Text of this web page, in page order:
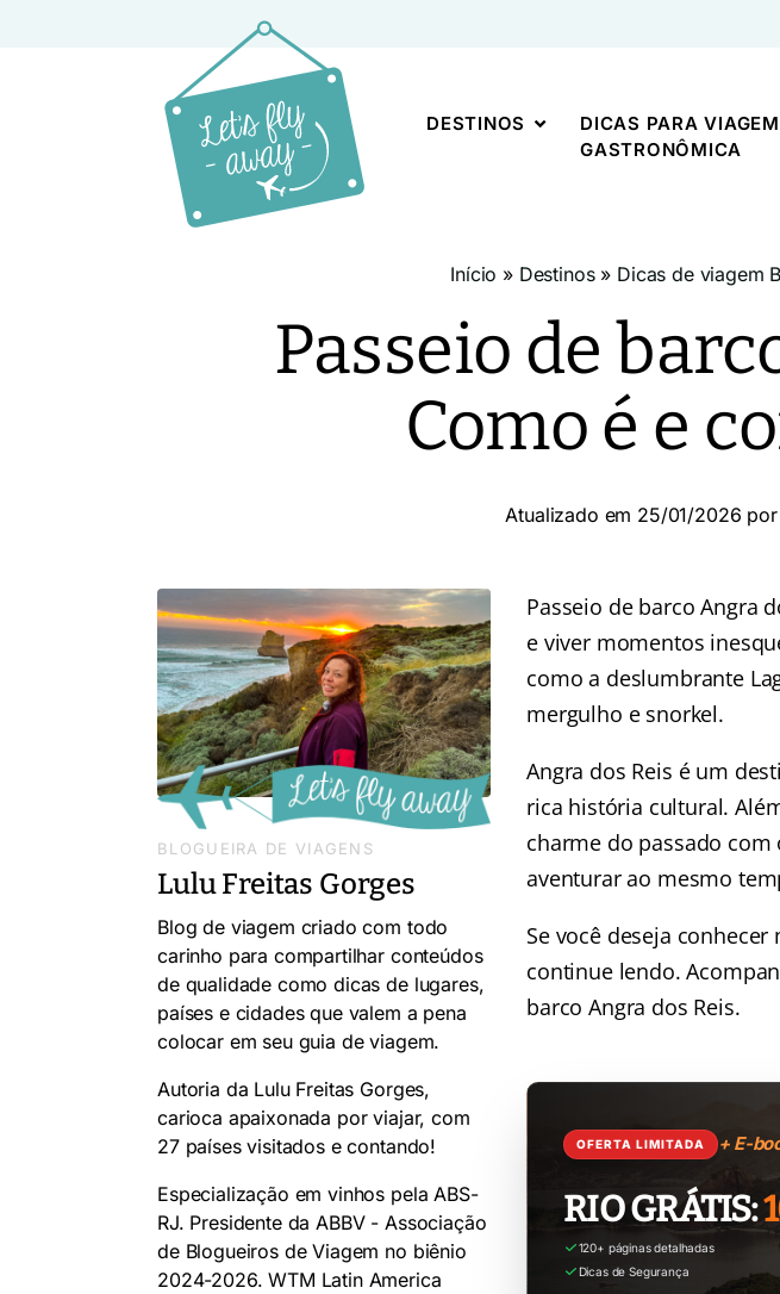
DESTINOS
DICAS PARA VIAGEM
GASTRONÔMICA
Início » Destinos» Dicas de viagem
Passeio de
Como é e
Atualizado em 25/01/2026 por
Passeio de barco Angra
e viver momentos
como a deslumbrante
mergulho e snorkel.
Angra dos Reis é um
rica história cultural.
charme do passado
aventurar ao mesmo
Se você deseja
continue lendo.
barco Angra dos Reis.
OFERTA LIMITADA + E-
RIO GRÁTIS:
120+ páginas detalhadas
Dicas de Segurança
BLOGUEIRA DE VIAGENS
Lulu Freitas Gorges
Blog de viagem criado com todo
carinho para compartilhar conteúdos
de qualidade como dicas de lugares,
países e cidades que valem a pena
colocar em seu guia de viagem.
Autoria da Lulu Freitas Gorges,
carioca apaixonada por viajar, com
27 países visitados e contando!
Especialização em vinhos pela ABS-
RJ. Presidente da ABBV - Associação
de Blogueiros de Viagem no biênio
2024-2026. WTM Latin America